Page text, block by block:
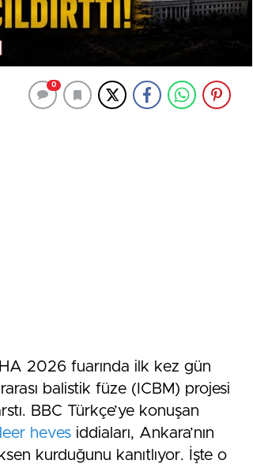
0
2026 fuarında ilk kez gün
balistik füze (ICBM) projesi
BBC Türkçe’ye konuşan
heves iddiaları, Ankara’nın
kurduğunu kanıtlıyor. İşte o